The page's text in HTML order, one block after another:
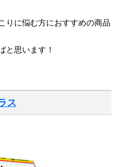
りに悩む方におすすめの商品
と思います！
ス